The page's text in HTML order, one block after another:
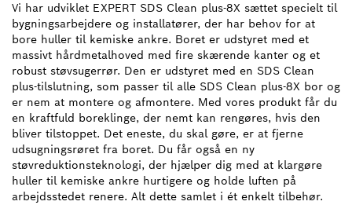
Vi har udviklet EXPERT SDS Clean plus-8X sættet specielt til
bygningsarbejdere og installatører, der har behov for at
bore huller til kemiske ankre. Boret er udstyret med et
massivt hårdmetalhoved med fire skærende kanter og et
robust støvsugerrør. Den er udstyret med en SDS Clean
plus-tilslutning, som passer til alle SDS Clean plus-8X bor og
er nem at montere og afmontere. Med vores produkt får du
en kraftfuld boreklinge, der nemt kan rengøres, hvis den
bliver tilstoppet. Det eneste, du skal gøre, er at fjerne
udsugningsrøret fra boret. Du får også en ny
støvreduktionsteknologi, der hjælper dig med at klargøre
huller til kemiske ankre hurtigere og holde luften på
arbejdsstedet renere. Alt dette samlet i ét enkelt tilbehør.